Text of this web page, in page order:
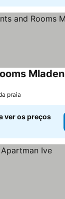
Mladen
praia
ver os preços